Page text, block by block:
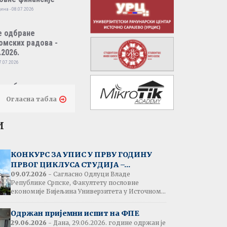
- 08.07.2026
одбране
радова -
одбране
радова -
пословно
- 07.07.2026
испита:
трговина
- 07.07.2026
Огласна табла
КОНКУРС ЗА УПИС У ПРВУ ГОДИНУ
ПРВОГ ЦИКЛУСА СТУДИЈА –...
09.07.2026 - Сагласно Одлуци Владе
Републике Српске, Факултету пословне
економије Бијељина Универзитета у Источном...
Одржан пријемни испит на ФПЕ
29.06.2026 - Дана, 29.06.2026. године одржан је